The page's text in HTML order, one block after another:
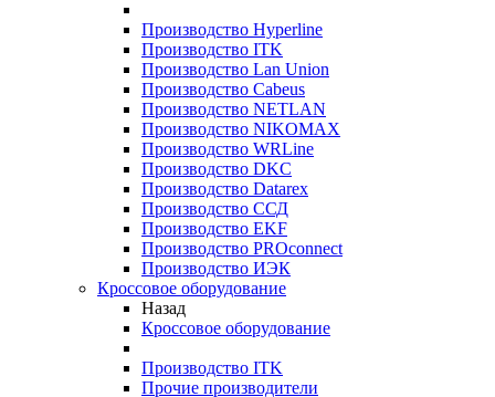
Производство Hyperline
Производство ITK
Производство Lan Union
Производство Cabeus
Производство NETLAN
Производство NIKOMAX
Производство WRLine
Производство DKC
Производство Datarex
Производство ССД
Производство EKF
Производство PROconnect
Производство ИЭК
Кроссовое оборудование
Назад
Кроссовое оборудование
Производство ITK
Прочие производители